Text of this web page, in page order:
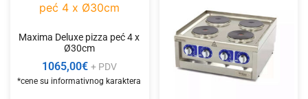
Maxima Deluxe pizza peć 4 x
Ø30cm
1065,00€ + PDV